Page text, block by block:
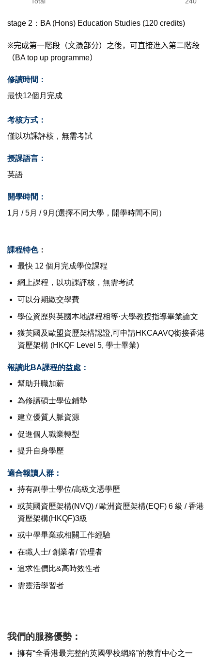
stage 2：BA (Hons) Education Studies (120 credits)
※完成第一階段（文憑部分）之後，可直接進入第二階段
（BA top up programme）
修讀時間：
最快12個月完成
考核方式：
僅以功課評核，無需考試
授課語言：
英語
開學時間：
1月 / 5月 / 9月(選擇不同大學，開學時間不同）
課程特色：
最快 12 個月完成學位課程
網上課程，以功課評核，無需考試
可以分期繳交學費
學位資歷與英國本地課程相等·大學教授指導畢業論文
獲英國及歐盟資歷架構認證,可申請HKCAAVQ銜接香港
資歷架構 (HKQF Level 5, 學士畢業)
報讀此BA課程的益處：
幫助升職加薪
為修讀碩士學位鋪墊
建立優質人脈資源
促進個人職業轉型
提升自身學歷
適合報讀人群：
持有副學士學位/高級文憑學歷
或英國資歷架構(NVQ) / 歐洲資歷架構(EQF) 6 級 / 香港
資歷架構(HKQF)3級
或中學畢業或相關工作經驗
在職人士/ 創業者/ 管理者
追求性價比&高時效性者
需靈活學習者
我們的服務優勢：
擁有“全香港最完整的英國學校網絡”的教育中心之一